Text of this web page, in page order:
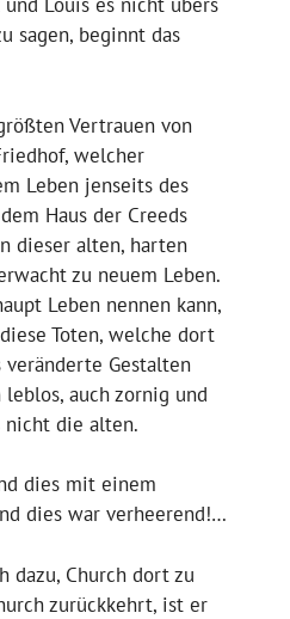
Louis es nicht übers
sagen, beginnt das
Vertrauen von
welcher
Leben jenseits des
Haus der Creeds
dieser alten, harten
zu neuem Leben.
Leben nennen kann,
Toten, welche dort
veränderte Gestalten
auch zornig und
die alten.
dies mit einem
dies war verheerend!…
dazu, Church dort zu
zurückkehrt, ist er